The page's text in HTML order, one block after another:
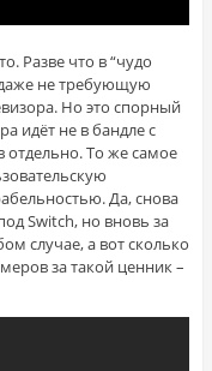
Разве что в “чудо
даже не требующую
Но это спорный
идёт не в бандле с
отдельно. То же самое
Да, снова
Switch, но вновь за
случае, а вот сколько
за такой ценник –